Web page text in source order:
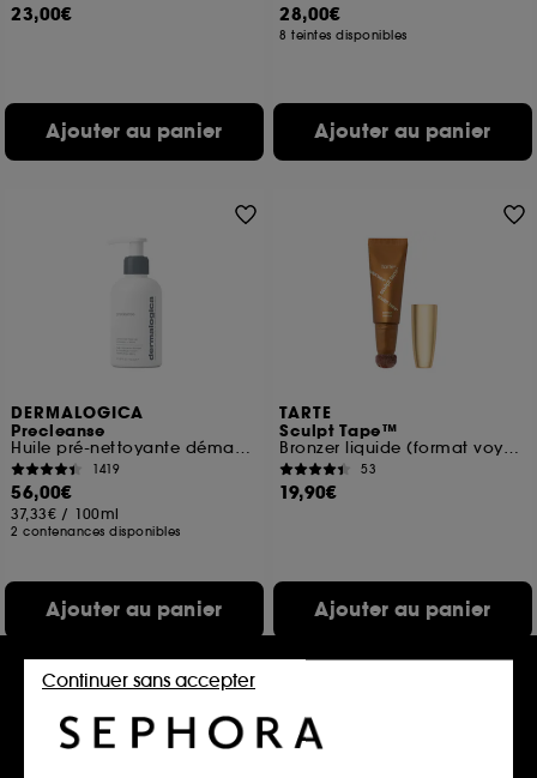
23,00€
Ajouter au panier
28,00€
8 teintes disponibles
Ajouter au panier
DERMALOGICA
Precleanse
Huile pré-nettoyante démaquillante
1419
56,00€
37,33€ / 100ml
2 contenances disponibles
Ajouter au panier
TARTE
Sculpt Tape™
Bronzer liquide (format voyage)
53
19,90€
Ajouter au panier
Continuer sans accepter